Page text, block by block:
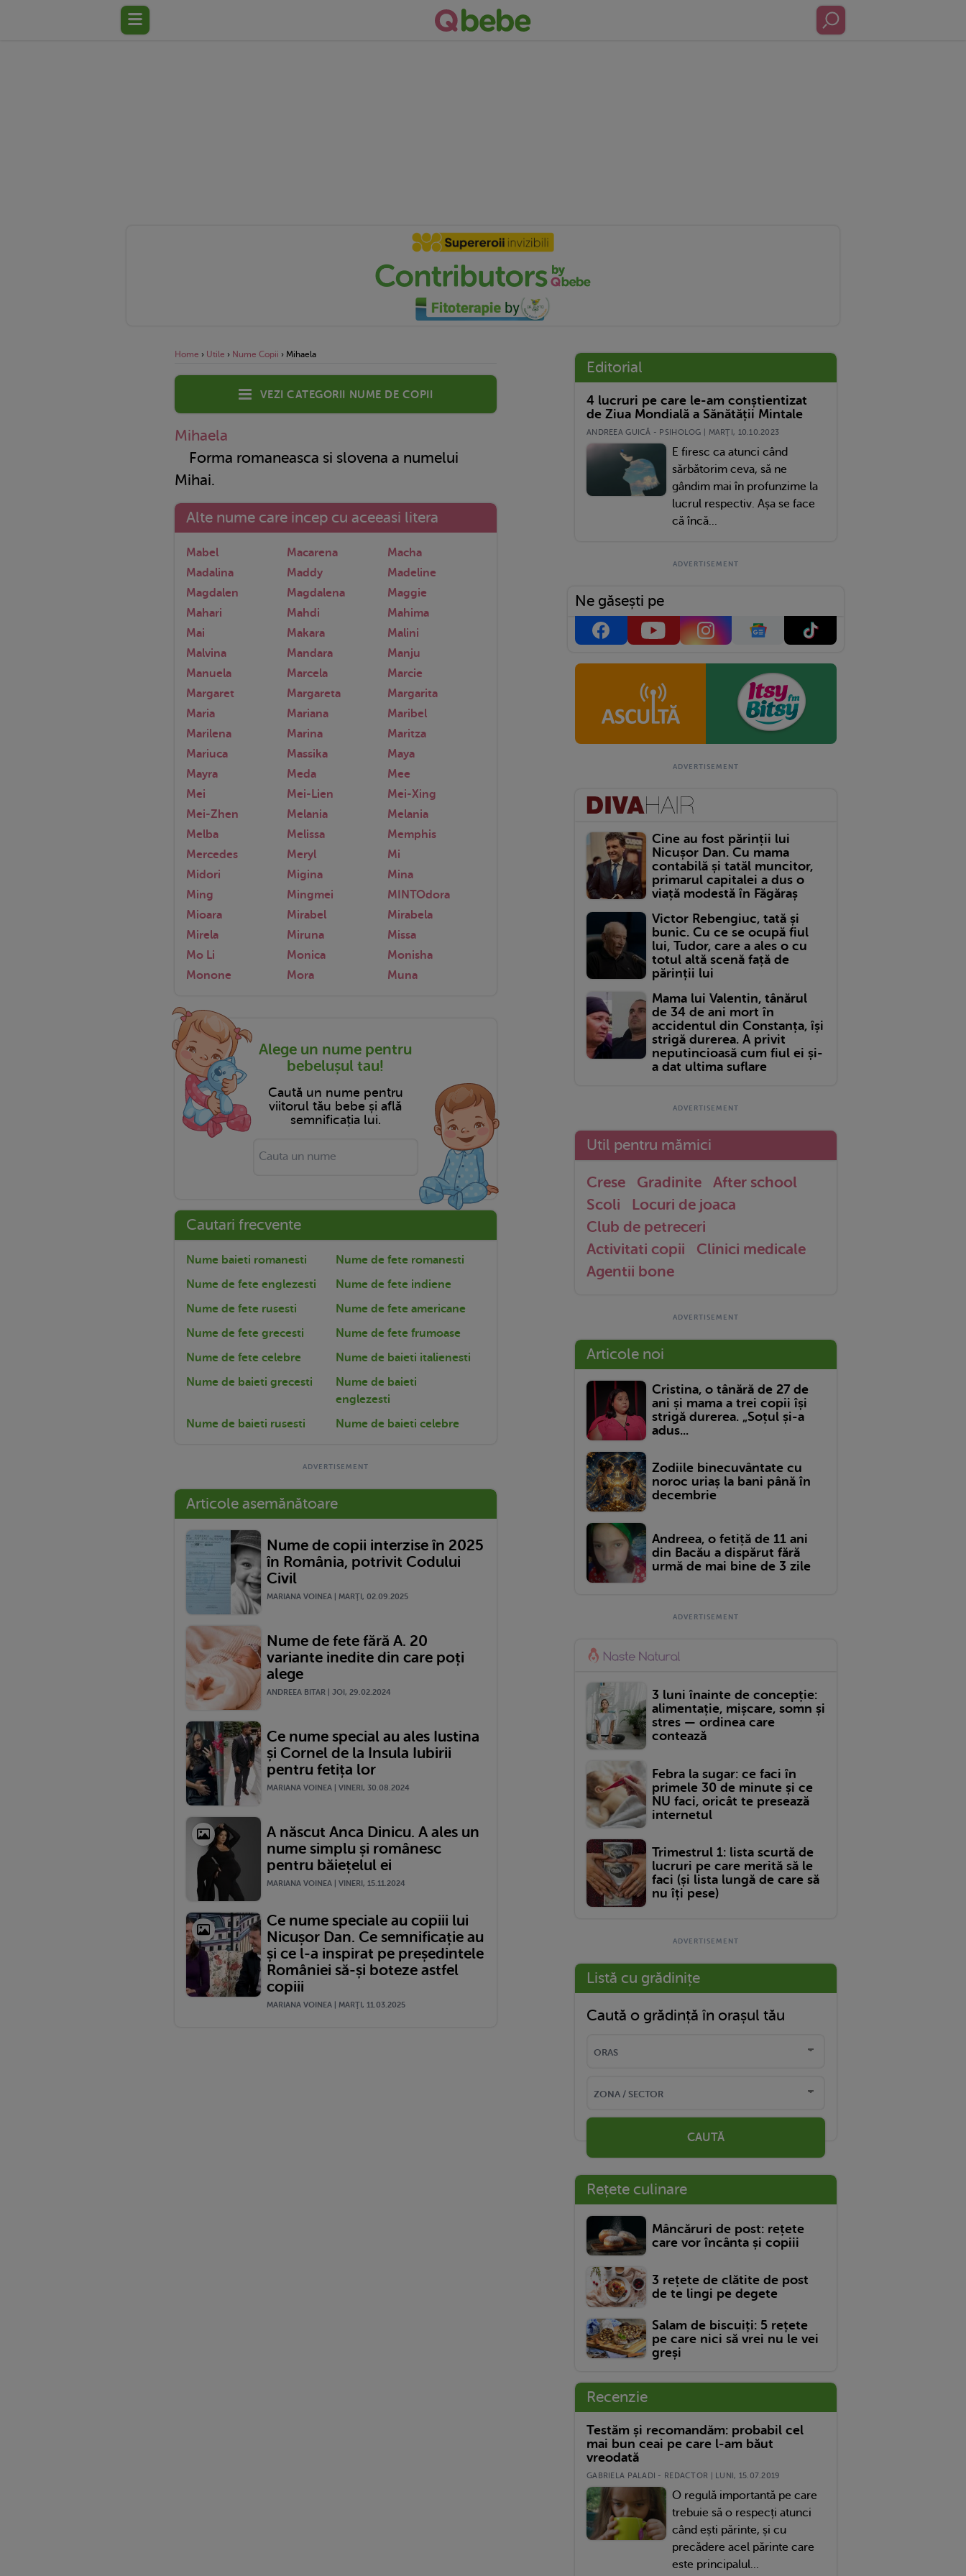
Home › Utile › Nume Copii › Mihaela
Vezi categorii nume de copii
Mihaela
Forma romaneasca si slovena a numelui
Mihai.
Alte nume care incep cu aceeasi litera
Mabel Macarena
Macha
Madalina
Maddy
Madeline
Magdalen
Magdalena
Maggie
Mahari
Mahdi
Mahima
Mai
Makara
Malini
Malvina
Mandara
Manju
Manuela
Marcela
Marcie
Margaret
Margareta
Margarita
Maria
Mariana
Maribel
Marilena
Marina
Maritza
Mariuca
Massika
Maya
Mayra
Meda
Mee
Mei
Mei-Lien
Mei-Xing
Mei-Zhen
Melania
Melania
Melba
Melissa
Memphis
Mercedes
Meryl
Mi
Midori
Migina
Mina
Ming
Mingmei
MINTOdora
Mioara
Mirabel
Mirabela
Mirela
Miruna
Missa
Mo Li
Monica
Monisha
Monone
Mora Muna
Alege un nume pentru
bebelușul tau!
Caută un nume pentru
viitorul tău bebe și află
semnificația lui.
Cautari frecvente
Nume baieti romanesti
Nume de fete romanesti
Nume de fete englezesti
Nume de fete indiene
Nume de fete rusesti
Nume de fete americane
Nume de fete grecesti
Nume de fete frumoase
Nume de fete celebre
Nume de baieti italienesti
Nume de baieti grecesti
Nume de baieti
englezesti
Nume de baieti rusesti
Nume de baieti celebre
Articole asemănătoare
Nume de copii interzise în 2025
în România, potrivit Codului
Civil
MARIANA VOINEA | MARŢI, 02.09.2025
Nume de fete fără A. 20
variante inedite din care poți
alege
ANDREEA BITAR | JOI, 29.02.2024
Ce nume special au ales Iustina
și Cornel de la Insula Iubirii
pentru fetița lor
MARIANA VOINEA | VINERI, 30.08.2024
A născut Anca Dinicu. A ales un
nume simplu și românesc
pentru băiețelul ei
MARIANA VOINEA | VINERI, 15.11.2024
Ce nume speciale au copiii lui
Nicușor Dan. Ce semnificație au
și ce l-a inspirat pe președintele
României să-și boteze astfel
copiii
MARIANA VOINEA | MARŢI, 11.03.2025
Editorial
4 lucruri pe care le-am conștientizat
de Ziua Mondială a Sănătății Mintale
ANDREEA GUICĂ - PSIHOLOG | MARŢI, 10.10.2023
E firesc ca atunci când
sărbătorim ceva, să ne
gândim mai în profunzime la
lucrul respectiv. Așa se face
că încă...
Ne găsești pe
Cine au fost părinții lui
Nicușor Dan. Cu mama
contabilă și tatăl muncitor,
primarul capitalei a dus o
viață modestă în Făgăraș
Victor Rebengiuc, tată și
bunic. Cu ce se ocupă fiul
lui, Tudor, care a ales o cu
totul altă scenă față de
părinții lui
Mama lui Valentin, tânărul
de 34 de ani mort în
accidentul din Constanța, își
strigă durerea. A privit
neputincioasă cum fiul ei și-
a dat ultima suflare
Util pentru mămici
Crese Gradinite
After school
Scoli
Locuri de joaca
Club de petreceri
Activitati copii
Clinici medicale
Agentii bone
Articole noi
Cristina, o tânără de 27 de
ani și mama a trei copii își
strigă durerea. „Soțul și-a
adus...
Zodiile binecuvântate cu
noroc uriaș la bani până în
decembrie
Andreea, o fetiță de 11 ani
din Bacău a dispărut fără
urmă de mai bine de 3 zile
3 luni înainte de concepție:
alimentație, mișcare, somn și
stres — ordinea care
contează
Febra la sugar: ce faci în
primele 30 de minute și ce
NU faci, oricât te presează
internetul
Trimestrul 1: lista scurtă de
lucruri pe care merită să le
faci (și lista lungă de care să
nu îți pese)
Listă cu grădinițe
Caută o grădință în orașul tău
CAUTĂ
Rețete culinare
Mâncăruri de post: rețete
care vor încânta și copiii
3 rețete de clătite de post
de te lingi pe degete
Salam de biscuiți: 5 rețete
pe care nici să vrei nu le vei
greși
Recenzie
Testăm și recomandăm: probabil cel
mai bun ceai pe care l-am băut
vreodată
GABRIELA PALADI - REDACTOR | LUNI, 15.07.2019
O regulă importantă pe care
trebuie să o respecți atunci
când ești părinte, și cu
precădere acel părinte care
este principalul...